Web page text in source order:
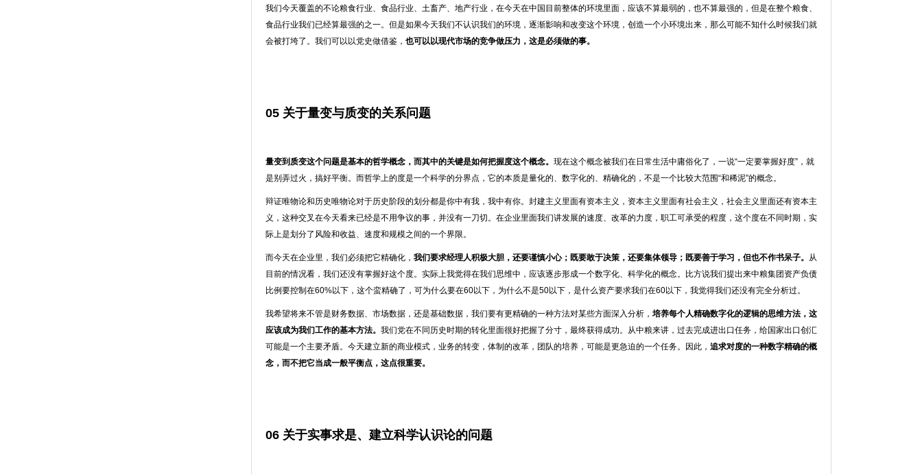
我们今天覆盖的不论粮食行业、食品行业、土畜产、地产行业，在今天在中国目前整体的环境里面，应该不算最弱的，也不算最强的，但是在整个粮食、
食品行业我们已经算最强的之一。但是如果今天我们不认识我们的环境，逐渐影响和改变这个环境，创造一个小环境出来，那么可能不知什么时候我们就
会被打垮了。我们可以以党史做借鉴， 也可以以现代市场的竞争做压力，这是必须做的事。
05 关于量变与质变的关系问题
量变到质变这个问题是基本的哲学概念，而其中的关键是如何把握度这个概念。 现在这个概念被我们在日常生活中庸俗化了，一说“一定要掌握好度”，就
是别弄过火，搞好平衡。而哲学上的度是一个科学的分界点，它的本质是量化的、数字化的、精确化的，不是一个比较大范围“和稀泥”的概念。
辩证唯物论和历史唯物论对于历史阶段的划分都是你中有我，我中有你。封建主义里面有资本主义，资本主义里面有社会主义，社会主义里面还有资本主
义，这种交叉在今天看来已经是不用争议的事，并没有一刀切。在企业里面我们讲发展的速度、改革的力度，职工可承受的程度，这个度在不同时期，实
际上是划分了风险和收益、速度和规模之间的一个界限。
而今天在企业里，我们必须把它精确化， 我们要求经理人积极大胆，还要谨慎小心；既要敢于决策，还要集体领导；既要善于学习，但也不作书呆子。 从
目前的情况看，我们还没有掌握好这个度。实际上我觉得在我们思维中，应该逐步形成一个数字化、科学化的概念。比方说我们提出来中粮集团资产负债
比例要控制在60%以下，这个蛮精确了，可为什么要在60以下，为什么不是50以下，是什么资产要求我们在60以下，我觉得我们还没有完全分析过。
我希望将来不管是财务数据、市场数据，还是基础数据，我们要有更精确的一种方法对某些方面深入分析， 培养每个人精确数字化的逻辑的思维方法，这
应该成为我们工作的基本方法。 我们党在不同历史时期的转化里面很好把握了分寸，最终获得成功。从中粮来讲，过去完成进出口任务，给国家出口创汇
可能是一个主要矛盾。今天建立新的商业模式，业务的转变，体制的改革，团队的培养，可能是更急迫的一个任务。因此， 追求对度的一种数字精确的概
念，而不把它当成一般平衡点，这点很重要。
06 关于实事求是、建立科学认识论的问题